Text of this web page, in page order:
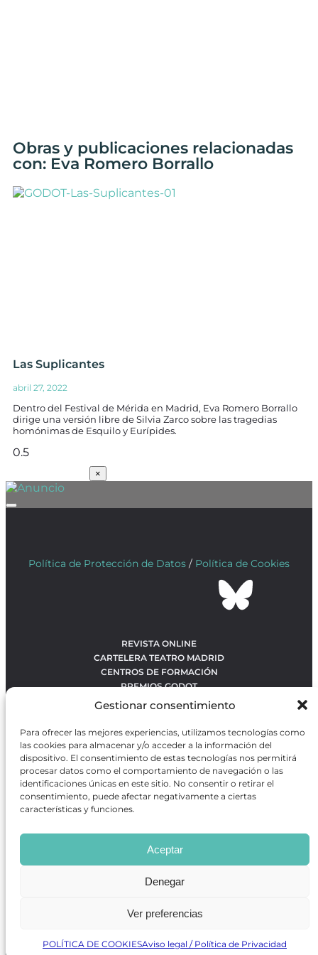
Gestionar consentimiento
Para ofrecer las mejores experiencias, utilizamos tecnologías como
las cookies para almacenar y/o acceder a la información del
dispositivo. El consentimiento de estas tecnologías nos permitirá
procesar datos como el comportamiento de navegación o las
identificaciones únicas en este sitio. No consentir o retirar el
consentimiento, puede afectar negativamente a ciertas
características y funciones.
Aceptar
Denegar
Ver preferencias
POLÍTICA DE COOKIESAviso legal / Política de Privacidad
Obras y publicaciones relacionadas
con: Eva Romero Borrallo
Las Suplicantes
abril 27, 2022
Dentro del Festival de Mérida en Madrid, Eva Romero Borrallo
dirige una versión libre de Silvia Zarco sobre las tragedias
homónimas de Esquilo y Eurípides.
×
Política de Protección de Datos / Política de Cookies
REVISTA ONLINE
CARTELERA TEATRO MADRID
CENTROS DE FORMACIÓN
PREMIOS GODOT
CONTACTO
OBRAS MÁS VOTADAS
RANKING MEJORES OBRAS
BÚSQUEDA AVANZADA DE OBRAS
Revista GODOTes una revista independiente especializada
en información sobre artes escénicas de Madrid, gratuita y
que se distribuye en espacios escénicos, además de otros
puntos de interés turístico y de ocio de la capital.
Desarrollado por Precise Future